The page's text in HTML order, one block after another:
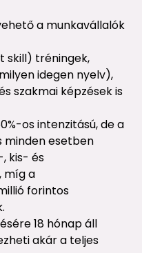
a munkavállalók
skill) tréningek,
idegen nyelv),
szakmai képzések is
os intenzitású, de a
esetben
kis- és
míg a
forintos
18 hónap áll
akár a teljes